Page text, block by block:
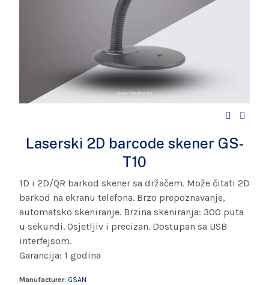
Laserski 2D barcode skener GS-
T10
1D i 2D/QR barkod skener sa držačem. Može čitati 2D
barkod na ekranu telefona. Brzo prepoznavanje,
automatsko skeniranje. Brzina skeniranja: 300 puta
u sekundi. Osjetljiv i precizan. Dostupan sa USB
interfejsom.
Garancija: 1 godina
Manufacturer: GSAN